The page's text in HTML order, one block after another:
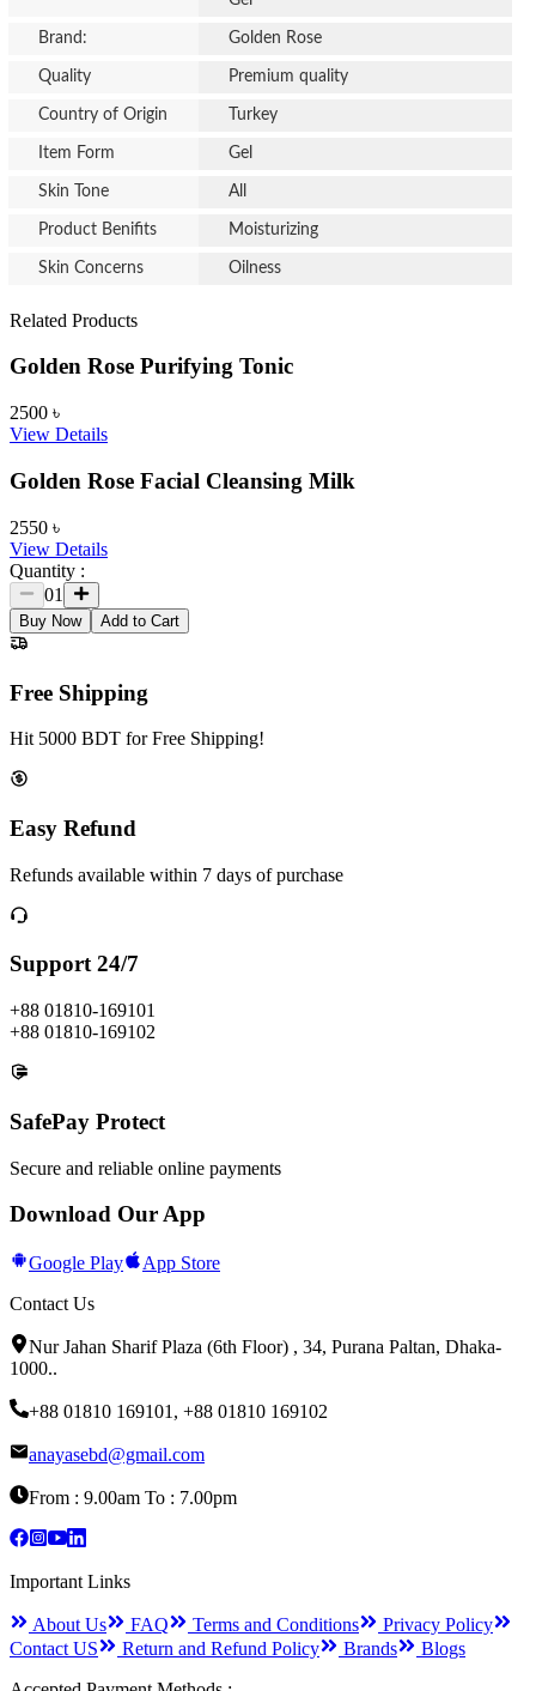
Brand: Golden Rose
Quality Premium quality
Country of Origin Turkey
Item Form Gel
Skin Tone All
Product Benifits Moisturizing
Skin Concerns Oilness
Related Products
Golden Rose Purifying Tonic
2500 ৳
View Details
Golden Rose Facial Cleansing Milk
2550 ৳
View Details
Quantity :
01
Buy Now Add to Cart
Free Shipping
Hit 5000 BDT for Free Shipping!
Easy Refund
Refunds available within 7 days of purchase
Support 24/7
+88 01810-169101
+88 01810-169102
SafePay Protect
Secure and reliable online payments
Download Our App
Google Play
App Store
Contact Us
Nur Jahan Sharif Plaza (6th Floor) , 34, Purana Paltan, Dhaka-
1000..
+88 01810 169101 , +88 01810 169102
anayasebd@gmail.com
From : 9.00am To : 7.00pm
Important Links
About Us FAQ Terms and Conditions
Privacy Policy
Contact US
Return and Refund Policy Brands
Blogs